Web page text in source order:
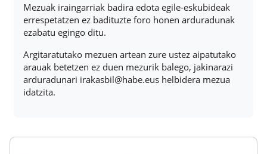
Mezuak iraingarriak badira edota egile-eskubideak
errespetatzen ez badituzte foro honen arduradunak
ezabatu egingo ditu.
Argitaratutako mezuen artean zure ustez aipatutako
arauak betetzen ez duen mezurik balego, jakinarazi
arduradunari irakasbil@habe.eus helbidera mezua
idatzita.